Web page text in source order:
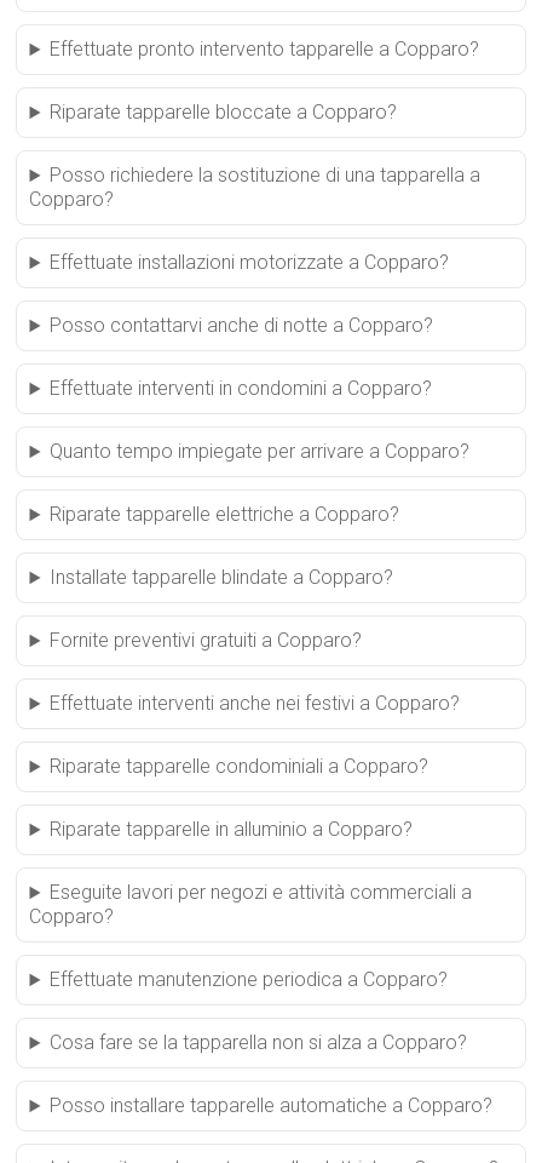
Effettuate pronto intervento tapparelle a Copparo?
Riparate tapparelle bloccate a Copparo?
Posso richiedere la sostituzione di una tapparella a
Copparo?
Effettuate installazioni motorizzate a Copparo?
Posso contattarvi anche di notte a Copparo?
Effettuate interventi in condomini a Copparo?
Quanto tempo impiegate per arrivare a Copparo?
Riparate tapparelle elettriche a Copparo?
Installate tapparelle blindate a Copparo?
Fornite preventivi gratuiti a Copparo?
Effettuate interventi anche nei festivi a Copparo?
Riparate tapparelle condominiali a Copparo?
Riparate tapparelle in alluminio a Copparo?
Eseguite lavori per negozi e attività commerciali a
Copparo?
Effettuate manutenzione periodica a Copparo?
Cosa fare se la tapparella non si alza a Copparo?
Posso installare tapparelle automatiche a Copparo?